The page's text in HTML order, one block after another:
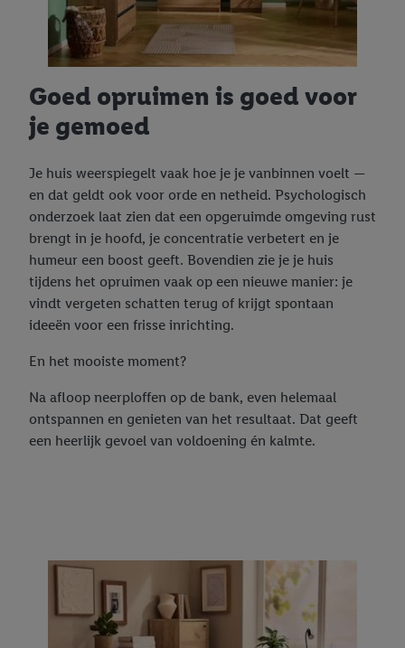
Goed opruimen is goed voor
je gemoed
Je huis weerspiegelt vaak hoe je je vanbinnen voelt —
en dat geldt ook voor orde en netheid. Psychologisch
onderzoek laat zien dat een opgeruimde omgeving rust
brengt in je hoofd, je concentratie verbetert en je
humeur een boost geeft. Bovendien zie je je huis
tijdens het opruimen vaak op een nieuwe manier: je
vindt vergeten schatten terug of krijgt spontaan
ideeën voor een frisse inrichting.
En het mooiste moment?
Na afloop neerploffen op de bank, even helemaal
ontspannen en genieten van het resultaat. Dat geeft
een heerlijk gevoel van voldoening én kalmte.